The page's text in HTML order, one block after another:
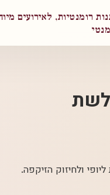
רומנטיות, לאירועים
ולחיזוק הזיקפה.